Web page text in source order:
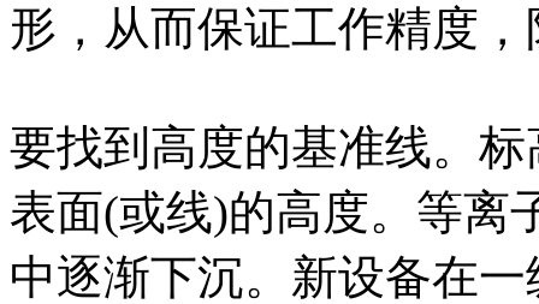
形，从而保证工作精度
要找到高度的基准线。
表面(或线)的高度。等离
中逐渐下沉。新设备在